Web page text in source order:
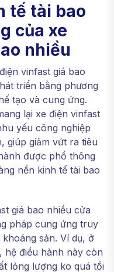
tế tài bao
của xe
nhiều
vinfast giá bao
triển bằng phương
tạo và cung ứng.
lại xe điện vinfast
yếu công nghiệp
giúp giảm vứt ra tiêu
được phổ thông
nền kinh tế tài bao
giá bao nhiều cửa
pháp cung ứng truy
sản. Ví dụ, ở
hệ điều hành này còn
lỏng lượng ko quá tồi